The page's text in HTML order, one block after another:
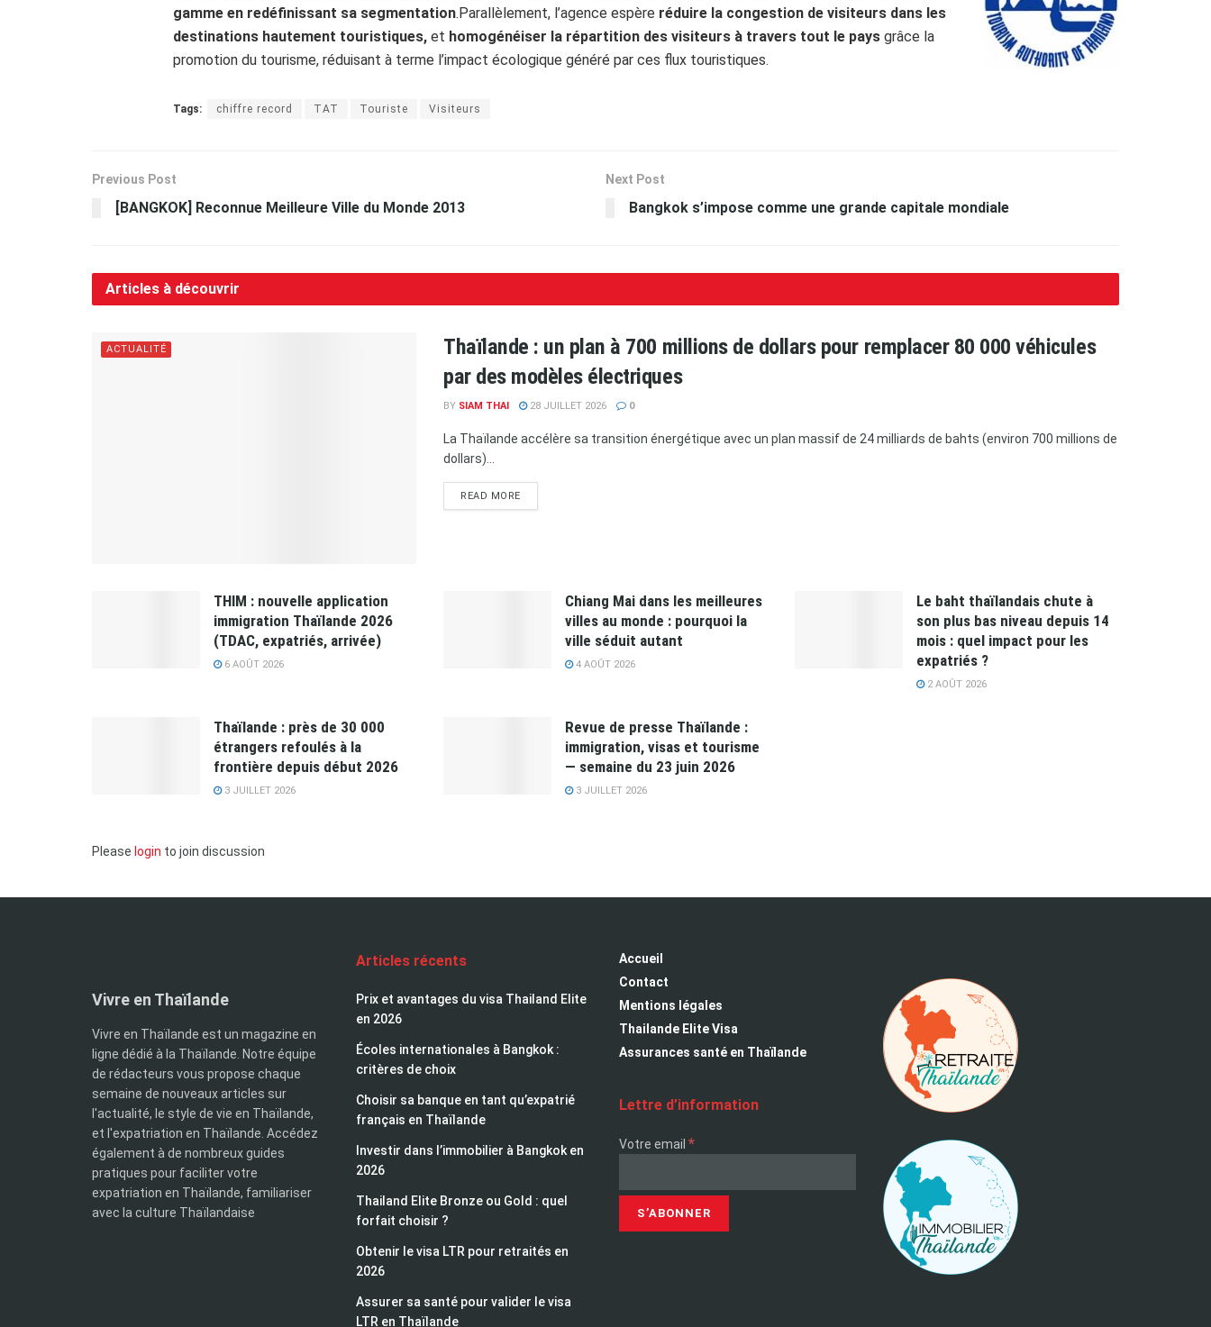
gamme en redéfinissant sa segmentation.Parallèlement, l’agence espère réduire la congestion de visiteurs dans les
destinations hautement touristiques, et homogénéiser la répartition des visiteurs à travers tout le pays grâce la
promotion du tourisme, réduisant à terme l’impact écologique généré par ces flux touristiques.
Tags: chiffre record TAT Touriste Visiteurs
Previous Post
[BANGKOK] Reconnue Meilleure Ville du Monde 2013
Next Post
Bangkok s’impose comme une grande capitale mondiale
Articles à découvrir
ACTUALITÉ
Thaïlande : un plan à 700 millions de dollars pour remplacer 80 000 véhicules
par des modèles électriques
BY SIAM THAI 28 JUILLET 2026 0
La Thaïlande accélère sa transition énergétique avec un plan massif de 24 milliards de bahts (environ 700 millions de
dollars)...
READ MORE
THIM : nouvelle application
immigration Thaïlande 2026
(TDAC, expatriés, arrivée)
6 AOÛT 2026
Chiang Mai dans les meilleures
villes au monde : pourquoi la
ville séduit autant
4 AOÛT 2026
Le baht thaïlandais chute à
son plus bas niveau depuis 14
mois : quel impact pour les
expatriés ?
2 AOÛT 2026
Thaïlande : près de 30 000
étrangers refoulés à la
frontière depuis début 2026
3 JUILLET 2026
Revue de presse Thaïlande :
immigration, visas et tourisme
— semaine du 23 juin 2026
3 JUILLET 2026
Please login to join discussion
Vivre en Thaïlande
Vivre en Thaïlande est un magazine en
ligne dédié à la Thaïlande. Notre équipe
de rédacteurs vous propose chaque
semaine de nouveaux articles sur
l'actualité, le style de vie en Thaïlande,
et l'expatriation en Thaïlande. Accédez
également à de nombreux guides
pratiques pour faciliter votre
expatriation en Thaïlande, familiariser
avec la culture Thaïlandaise
Articles récents
Prix et avantages du visa Thailand Elite
en 2026
Écoles internationales à Bangkok :
critères de choix
Choisir sa banque en tant qu’expatrié
français en Thaïlande
Investir dans l’immobilier à Bangkok en
2026
Thailand Elite Bronze ou Gold : quel
forfait choisir ?
Obtenir le visa LTR pour retraités en
2026
Assurer sa santé pour valider le visa
LTR en Thaïlande
Accueil
Contact
Mentions légales
Thailande Elite Visa
Assurances santé en Thaïlande
Lettre d’information
Votre email *